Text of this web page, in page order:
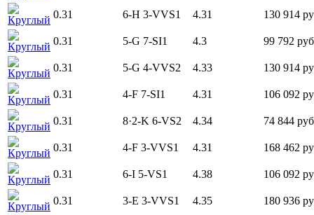
Круглый 0.31 6-H 3-VVS1 4.31 130 914
Круглый 0.31 5-G 7-SI1 4.3 99 792
Круглый 0.31 5-G 4-VVS2 4.33 130 914
Круглый 0.31 4-F 7-SI1 4.31 106 092
Круглый 0.31 8·2-K 6-VS2 4.34 74 844
Круглый 0.31 4-F 3-VVS1 4.31 168 462
Круглый 0.31 6-I 5-VS1 4.38 106 092
Круглый 0.31 3-E 3-VVS1 4.35 180 936